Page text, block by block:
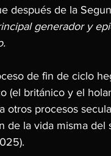
después de la
generador y
de fin de ciclo
(el británico y el
otros procesos
de la vida misma del